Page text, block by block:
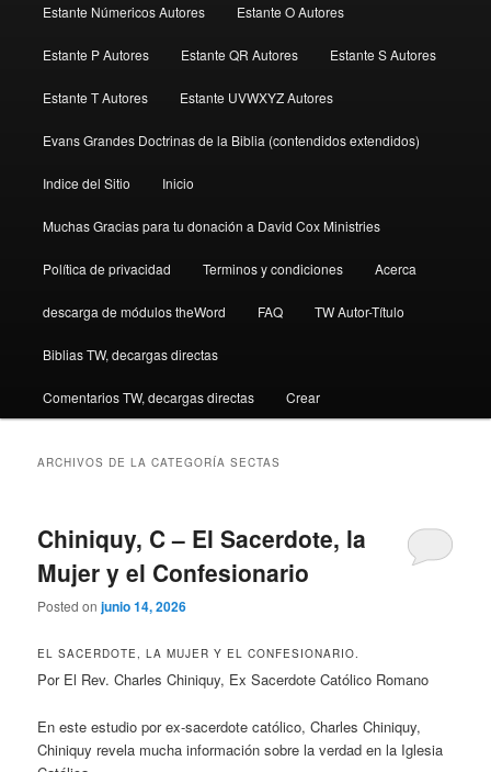
Estante Númericos Autores Estante O Autores
Estante P Autores Estante QR Autores Estante S Autores
Estante T Autores Estante UVWXYZ Autores
Evans Grandes Doctrinas de la Biblia (contendidos extendidos)
Indice del Sitio Inicio
Muchas Gracias para tu donación a David Cox Ministries
Política de privacidad Terminos y condiciones Acerca
descarga de módulos theWord FAQ TW Autor-Título
Biblias TW, decargas directas
Comentarios TW, decargas directas Crear
ARCHIVOS DE LA CATEGORÍASECTAS
Chiniquy, C – El Sacerdote, la
Mujer y el Confesionario
Posted onjunio 14, 2026
EL SACERDOTE, LA MUJER Y EL CONFESIONARIO.
Por El Rev. Charles Chiniquy, Ex Sacerdote Católico Romano
En este estudio por ex-sacerdote católico, Charles Chiniquy,
Chiniquy revela mucha información sobre la verdad en la Iglesia